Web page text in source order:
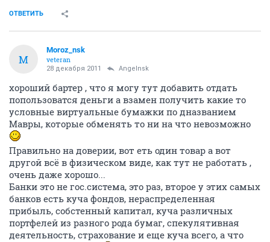
ОТВЕТИТЬ
M
Moroz_nsk
veteran
28 декабря 2011 Angelnsk
хороший бартер , что я могу тут добавить отдать
попользоватся деньги а взамен получить какие то
условные виртуальные бумажки по дназванием
Мавры, которые обменять то ни на что невозможно
Правильно на доверии, вот еть один товар а вот
другой всё в физическом виде, как тут не работать ,
очень даже хорошо...
Банки это не гос.система, это раз, второе у этих самых
банков есть куча фондов, нераспределенная
прибыль, собстенный капитал, куча различных
портфелей из разного рода бумаг, спекулятивная
деятельность, страхование и еще куча всего, а что